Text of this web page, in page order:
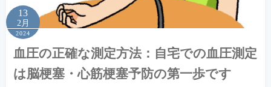
13
2月
2024
血圧の正確な測定方法：自宅での血圧測定
は脳梗塞・心筋梗塞予防の第一歩です